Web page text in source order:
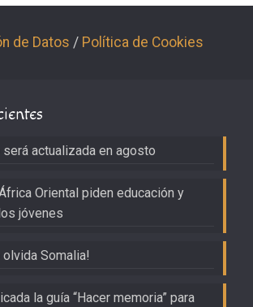
de Datos / Política de Cookies
será actualizada en agosto
Oriental piden educación y
jóvenes
olvida Somalia!
la guía “Hacer memoria” para